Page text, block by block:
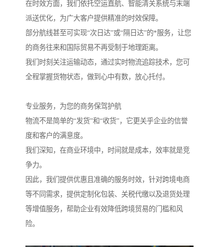
在时效方面，我们依托空运直航、智能清关系统与末端
派送优化，为广大客户提供精准的时效保障。
部分航线甚至可实现“次日达”或“隔日达”的*服务，让您
的商务往来和国际贸易不再受制于地理距离。
我们时刻关注运输动态，通过实时物流追踪技术，您可
全程掌握货物状态，做到心中有数，放心托付。
专业服务，为您的商务保驾护航
物流不是简单的“发货”和“收货”，它更关乎企业的信誉
度和客户的满意度。
我们深知，在商业环境中，时间就是成本，效率就是竞
争力。
因此，我们提供优惠且准确的服务时效，针对跨境电商
等不同需求，提供定制化包装、关税代缴以及退货处理
等增值服务，帮助企业有效降低跨境贸易的门槛和风
险。